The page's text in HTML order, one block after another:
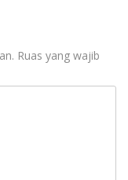
Ruas yang wajib